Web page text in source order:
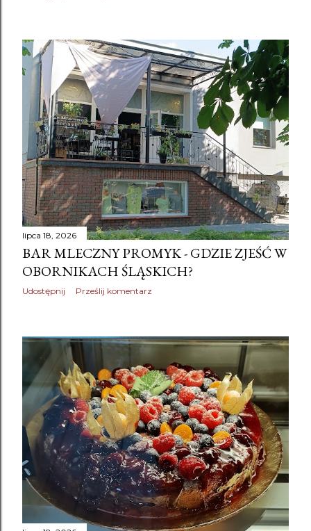
lipca 18, 2026
BAR MLECZNY PROMYK - GDZIE ZJEŚĆ W
OBORNIKACH ŚLĄSKICH?
Udostępnij Prześlij komentarz